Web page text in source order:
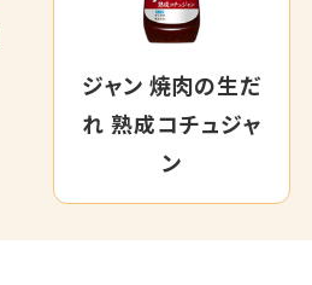
ジャン 焼肉の生だ
れ 熟成コチュジャ
ン